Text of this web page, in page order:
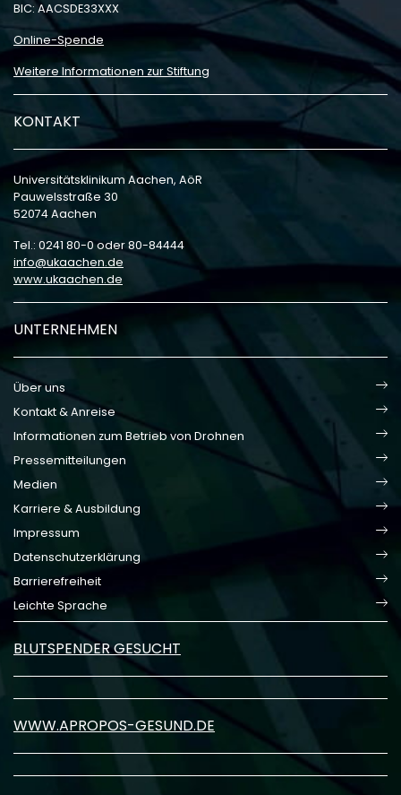
BIC: AACSDE33XXX
Online-Spende
Weitere Informationen zur Stiftung
KONTAKT
Universitätsklinikum Aachen, AöR
Pauwelsstraße 30
52074 Aachen
Tel.: 0241 80-0 oder 80-84444
info
ukaachen de
www.ukaachen.de
UNTERNEHMEN
Über uns
Kontakt & Anreise
Informationen zum Betrieb von Drohnen
Pressemitteilungen
Medien
Karriere & Ausbildung
Impressum
Datenschutzerklärung
Barrierefreiheit
Leichte Sprache
BLUTSPENDER GESUCHT
WWW.APROPOS-GESUND.DE